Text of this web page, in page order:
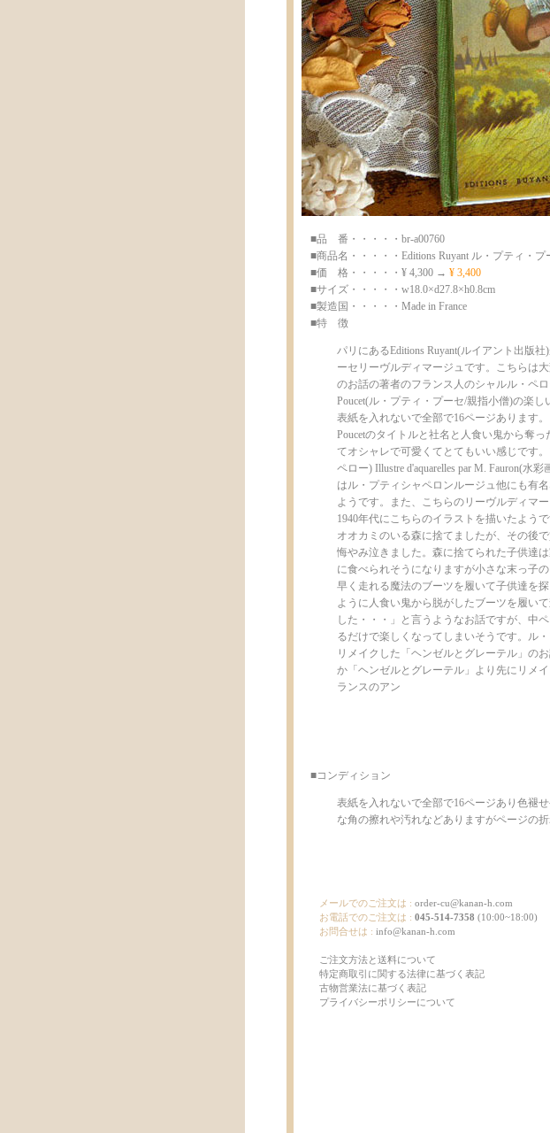
■品 番・・・・・br-a00760
■商品名・・・・・Editions Ruyant ル・プティ・
■価 格・・・・・¥ 4,300 → ¥ 3,400
■サイズ・・・・・w18.0×d27.8×h0.8cm
■製造国・・・・・Made in France
■特 徴
パリにあるEditions Ruyant(ルイアント出版
ーセリーヴルディマージュです。こちらは
のお話の著者のフランス人のシャルル・ペ
Poucet(ル・プティ・プーセ/親指小僧)の楽
表紙を入れないで全部で16ページあります
Poucetのタイトルと社名と人食い鬼から奪
てオシャレで可愛くてとてもいい感じです。1
ペロー) Illustre d'aquarelles par M. Fauron(水
はル・プティシャペロンルージュ他にも有
ようです。また、こちらのリーヴルディマ
1940年代にこちらのイラストを描いたよう
オオカミのいる森に捨てましたが、その後
悔やみ泣きました。森に捨てられた子供達
に食べられそうになりますが小さな末っ子
早く走れる魔法のブーツを履いて子供達を
ように人食い鬼から脱がしたブーツを履い
した・・・」と言うようなお話ですが、中
るだけで楽しくなってしまいそうです。ル
リメイクした「ヘンゼルとグレーテル」の
か「ヘンゼルとグレーテル」より先にリメ
ランスのアン
■コンディション
表紙を入れないで全部で16ページあり色褪
な角の擦れや汚れなどありますがページの
メールでのご注文は : order-cu@kanan-h.com
お電話でのご注文は : 045-514-7358 (10:00~18:00)
お問合せは : info@kanan-h.com
ご注文方法と送料について
特定商取引に関する法律に基づく表記
古物営業法に基づく表記
プライバシーポリシーについて